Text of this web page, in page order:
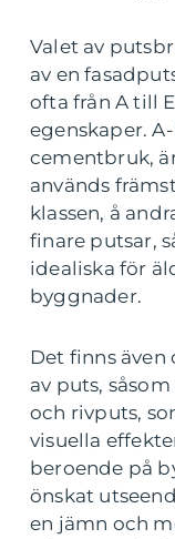
Valet av
av en
ofta från A till
egenskaper.
cementbruk,
används
klassen, å
finare putsar,
idealiska för
byggnader.
Det finns
av puts,
och rivputs,
visuella
beroende på
önskat
en jämn och